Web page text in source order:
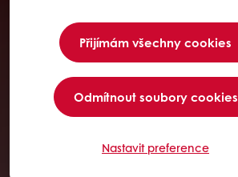
Přijímám všechny cookies
Odmítnout soubory cookies
Nastavit preference